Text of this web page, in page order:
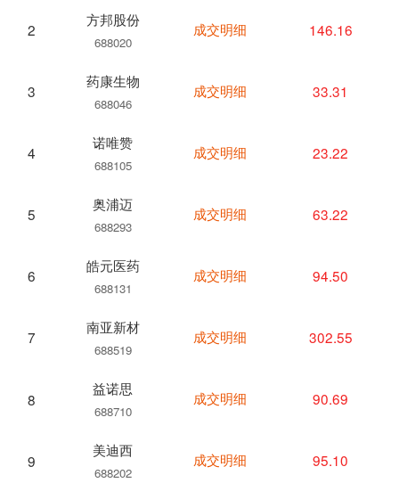
2
方邦股份
688020
3
药康生物
688046
4
诺唯赞
688105
5
奥浦迈
688293
6
皓元医药
688131
7
南亚新材
688519
8
益诺思
688710
9
美迪西
688202
成交明细 146.16
成交明细 33.31
成交明细 23.22
成交明细 63.22
成交明细 94.50
成交明细 302.55
成交明细 90.69
成交明细 95.10